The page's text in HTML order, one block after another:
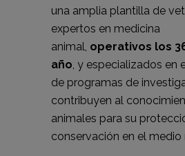
una amplia plantilla de
expertos en medicina
animal, operativos los
año, y especializados en
de programas de
contribuyen al
animales para su
conservación en el medio